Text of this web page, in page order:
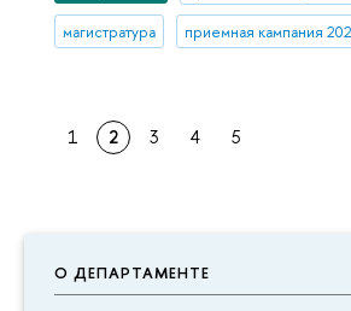
О ДЕПАРТАМЕНТЕ
магистратура приемная кампания
1 2 3 4 5